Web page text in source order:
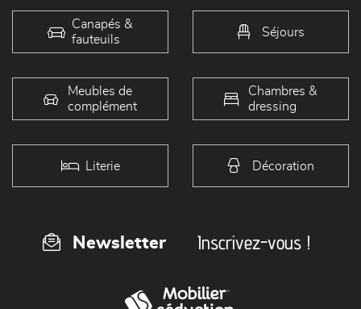
Canapés &
fauteuils
Séjours
Meubles de
complément
Chambres &
dressing
Literie Décoration
Newsletter Inscrivez-vous !